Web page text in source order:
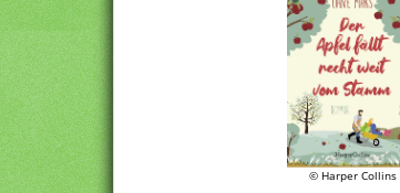
© Harper Collins